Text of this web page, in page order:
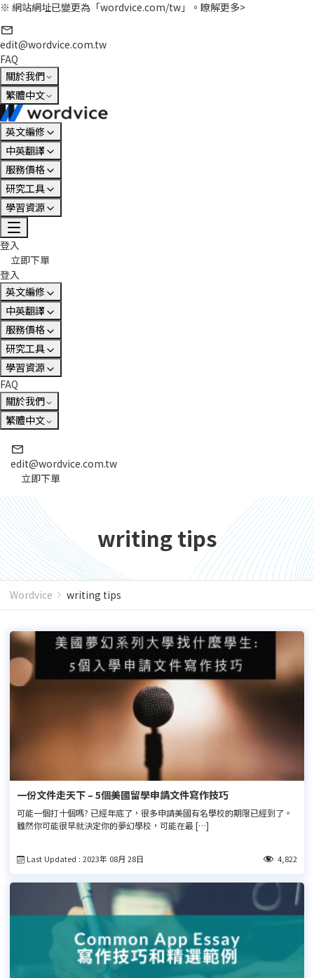
※ 網站網址已變更為「wordvice.com/tw」。 瞭解更多>
edit@wordvice.com.tw
FAQ
關於我們
繁體中文
英文編修
中英翻譯
服務價格
研究工具
學習資源
登入
立即下單
登入
英文編修
中英翻譯
服務價格
研究工具
學習資源
FAQ
關於我們
繁體中文
edit@wordvice.com.tw
立即下單
writing tips
Wordvice writing tips
一份文件走天下 – 5個美國留學申請文件寫作技巧
可能一個打十個嗎? 已經年底了，很多申請美國有名學校的期限已經到了。
雖然你可能很早就決定你的夢幻學校，可能在最 […]
Last Updated : 2023年 08月 28日 4,822